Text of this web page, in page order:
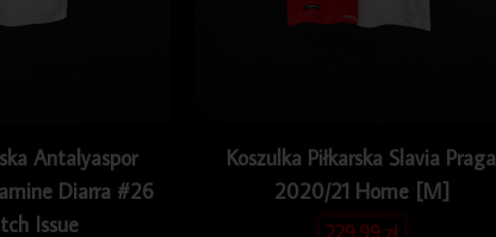
Antalyaspor
Diarra #26
Issue
Koszulka Piłkarska Slavia Praga
2020/21 Home [M]
229.99zł